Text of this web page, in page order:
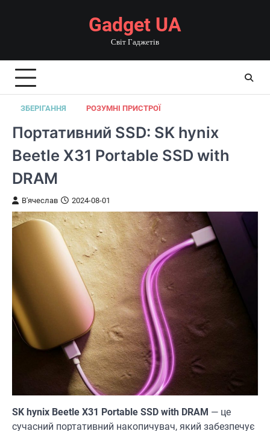
Gadget UA
Світ Гаджетів
ЗБЕРІГАННЯ РОЗУМНІ ПРИСТРОЇ
Портативний SSD: SK hynix
Beetle X31 Portable SSD with
DRAM
В'ячеслав 2024-08-01
SK hynix Beetle X31 Portable SSD with DRAM — це
сучасний портативний накопичувач, який забезпечує